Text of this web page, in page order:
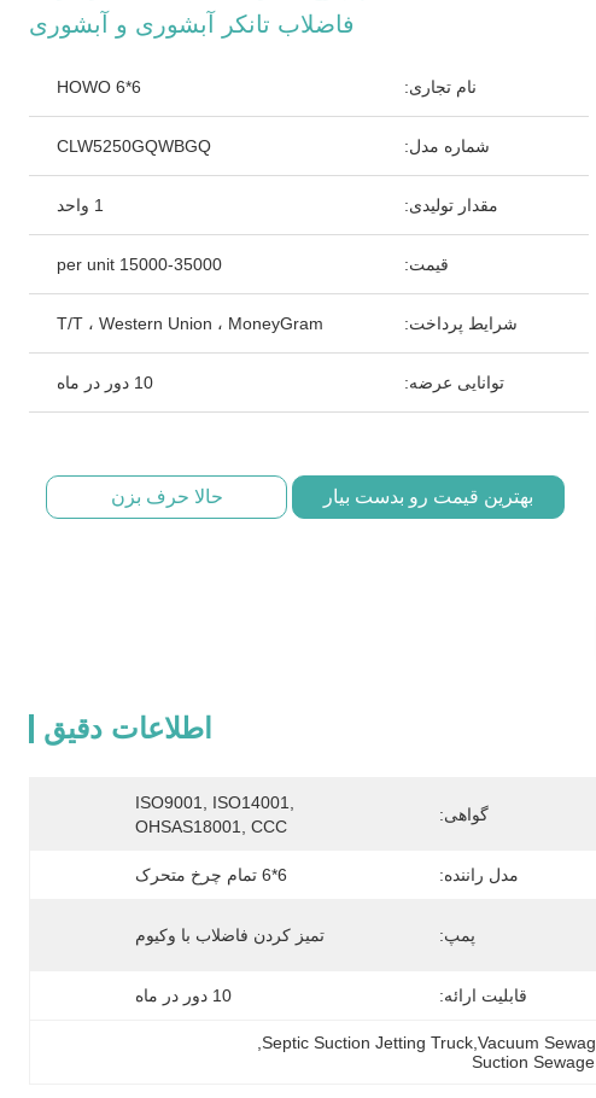
فاضلاب تانکر آبشوری و آبشوری
نام تجاری: HOWO 6*6
شماره مدل: CLW5250GQWBGQ
مقدار تولیدی: 1 واحد
قیمت: 15000-35000 per unit
شرایط پرداخت: T/T ، Western Union ، MoneyGram
توانایی عرضه: 10 دور در ماه
بهترین قیمت رو بدست بیار حالا حرف بزن
اطلاعات دقیق
گواهی:
ISO9001, ISO14001,
OHSAS18001, CCC
مدل راننده: 6*6 تمام چرخ متحرک
پمپ: تمیز کردن فاضلاب با وکیوم
قابلیت ارائه: 10 دور در ماه
Septic Suction Jetting Truck,Vacuum
Suction